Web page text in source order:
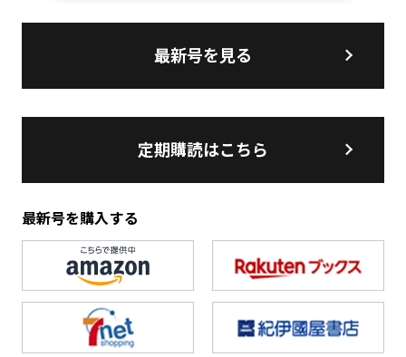
最新号を見る
定期購読はこちら
最新号を購入する